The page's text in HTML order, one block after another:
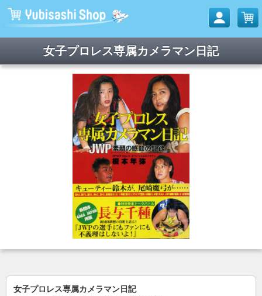
女子プロレス専属カメラマン日記
女子プロレス専属カメラマン日記